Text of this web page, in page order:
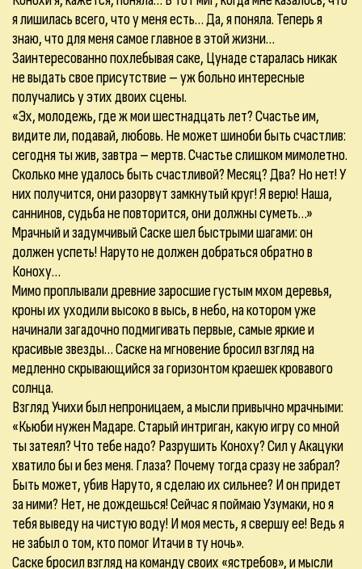
я лишилась всего, что у меня есть… Да, я поняла. Теперь я
знаю, что для меня самое главное в этой жизни…
Заинтересованно похлебывая саке, Цунаде старалась никак
не выдать свое присутствие – уж больно интересные
получались у этих двоих сцены.
«Эх, молодежь, где ж мои шестнадцать лет? Счастье им,
видите ли, подавай, любовь. Не может шиноби быть счастлив:
сегодня ты жив, завтра – мертв. Счастье слишком мимолетно.
Сколько мне удалось быть счастливой? Месяц? Два? Но нет! У
них получится, они разорвут замкнутый круг! Я верю! Наша,
саннинов, судьба не повторится, они должны суметь…»
Мрачный и задумчивый Саске шел быстрыми шагами: он
должен успеть! Наруто не должен добраться обратно в
Коноху…
Мимо проплывали древние заросшие густым мхом деревья,
кроны их уходили высоко в высь, в небо, на котором уже
начинали загадочно подмигивать первые, самые яркие и
красивые звезды… Саске на мгновение бросил взгляд на
медленно скрывающийся за горизонтом краешек кровавого
солнца.
Взгляд Учихи был непроницаем, а мысли привычно мрачными:
«Кьюби нужен Мадаре. Старый интриган, какую игру со мной
ты затеял? Что тебе надо? Разрушить Коноху? Сил у Акацуки
хватило бы и без меня. Глаза? Почему тогда сразу не забрал?
Быть может, убив Наруто, я сделаю их сильнее? И он придет
за ними? Нет, не дождешься! Сейчас я поймаю Узумаки, но я
тебя выведу на чистую воду! И моя месть, я свершу ее! Ведь я
не забыл о том, кто помог Итачи в ту ночь».
Саске бросил взгляд на команду своих «ястребов», и мысли